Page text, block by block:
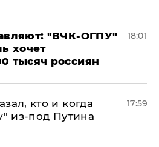
"ВЧК-ОГПУ"
хочет
тысяч россиян
18:01
кто и когда
из-под Путина
17:59